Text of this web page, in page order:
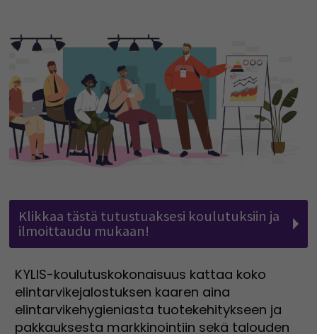
Klikkaa tästä tutustuaksesi koulutuksiin ja
ilmoittaudu mukaan!
KYLIS-koulutuskokonaisuus kattaa koko
elintarvikejalostuksen kaaren aina
elintarvikehygieniasta tuotekehitykseen ja
pakkauksesta markkinointiin sekä talouden